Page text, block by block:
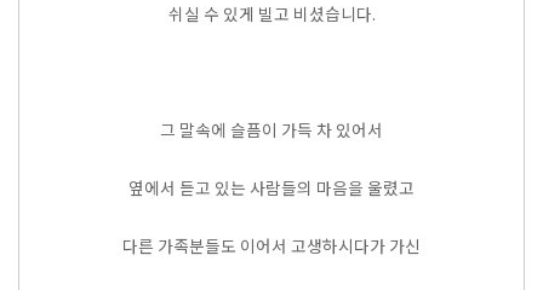
쉬실 수 있게 빌고 비셨습니다.
그 말속에 슬픔이 가득 차 있어서
옆에서 듣고 있는 사람들의 마음을 울렸고
다른 가족분들도 이어서 고생하시다가 가신